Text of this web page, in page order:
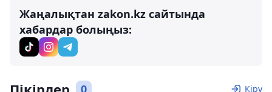
Жаңалықтан zakon.kz сайтында
хабардар болыңыз:
0 Кіру